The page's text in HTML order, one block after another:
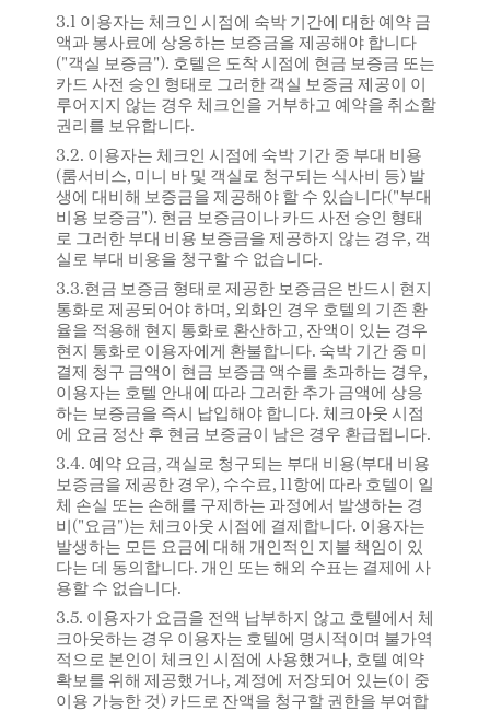
3.1 이용자는 체크인 시점에 숙박 기간에 대한 예약 금
액과 봉사료에 상응하는 보증금을 제공해야 합니다
("객실 보증금"). 호텔은 도착 시점에 현금 보증금 또는
카드 사전 승인 형태로 그러한 객실 보증금 제공이 이
루어지지 않는 경우 체크인을 거부하고 예약을 취소할
권리를 보유합니다.
3.2. 이용자는 체크인 시점에 숙박 기간 중 부대 비용
(룸서비스, 미니 바 및 객실로 청구되는 식사비 등) 발
생에 대비해 보증금을 제공해야 할 수 있습니다("부대
비용 보증금"). 현금 보증금이나 카드 사전 승인 형태
로 그러한 부대 비용 보증금을 제공하지 않는 경우, 객
실로 부대 비용을 청구할 수 없습니다.
3.3.현금 보증금 형태로 제공한 보증금은 반드시 현지
통화로 제공되어야 하며, 외화인 경우 호텔의 기존 환
율을 적용해 현지 통화로 환산하고, 잔액이 있는 경우
현지 통화로 이용자에게 환불합니다. 숙박 기간 중 미
결제 청구 금액이 현금 보증금 액수를 초과하는 경우,
이용자는 호텔 안내에 따라 그러한 추가 금액에 상응
하는 보증금을 즉시 납입해야 합니다. 체크아웃 시점
에 요금 정산 후 현금 보증금이 남은 경우 환급됩니다.
3.4. 예약 요금, 객실로 청구되는 부대 비용(부대 비용
보증금을 제공한 경우), 수수료, 11항에 따라 호텔이 일
체 손실 또는 손해를 구제하는 과정에서 발생하는 경
비("요금")는 체크아웃 시점에 결제합니다. 이용자는
발생하는 모든 요금에 대해 개인적인 지불 책임이 있
다는 데 동의합니다. 개인 또는 해외 수표는 결제에 사
용할 수 없습니다.
3.5. 이용자가 요금을 전액 납부하지 않고 호텔에서 체
크아웃하는 경우 이용자는 호텔에 명시적이며 불가역
적으로 본인이 체크인 시점에 사용했거나, 호텔 예약
확보를 위해 제공했거나, 계정에 저장되어 있는(이 중
이용 가능한 것) 카드로 잔액을 청구할 권한을 부여합